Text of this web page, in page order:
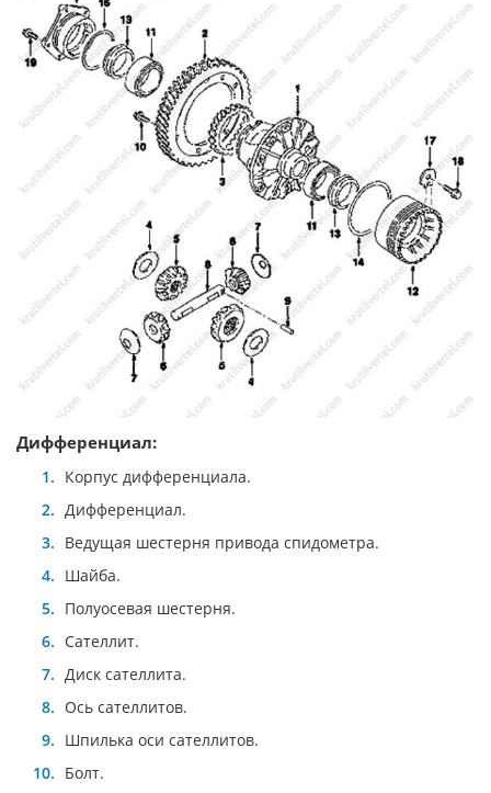
Дифференциал:
Корпус дифференциала.
Дифференциал.
Ведущая шестерня привода спидометра.
Шайба.
Полуосевая шестерня.
Сателлит.
Диск сателлита.
Ось сателлитов.
Шпилька оси сателлитов.
Болт.